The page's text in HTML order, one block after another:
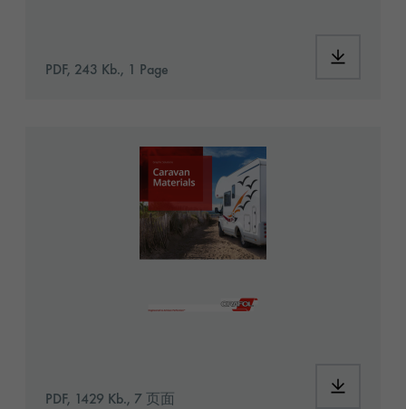
PDF, 243 Kb., 1 Page
PDF, 1429 Kb., 7 页面